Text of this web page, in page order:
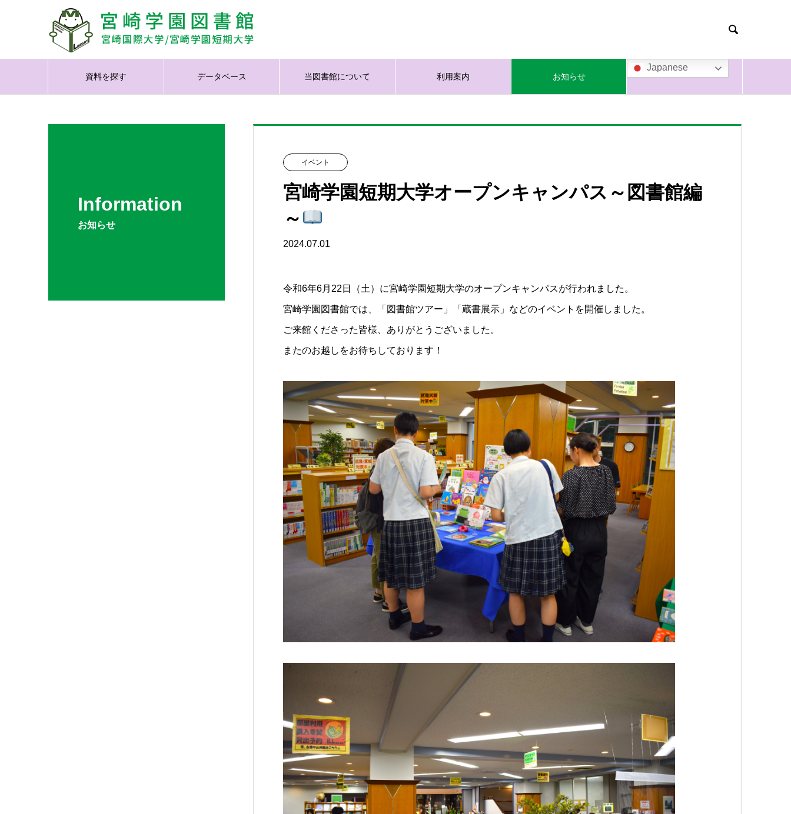

資料を探す データベース 当図書館について 利用案内 お知らせ
Japanese
Information
お知らせ
イベント
宮崎学園短期大学オープンキャンパス～図書館編
～
2024.07.01
令和6年6月22日（土）に宮崎学園短期大学のオープンキャンパスが行われました。
宮崎学園図書館では、「図書館ツアー」「蔵書展示」などのイベントを開催しました。
ご来館くださった皆様、ありがとうございました。
またのお越しをお待ちしております！